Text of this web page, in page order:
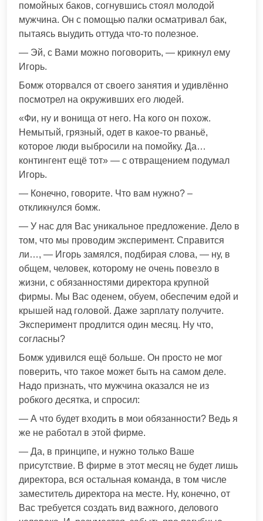
помойных баков, согнувшись стоял молодой
мужчина. Он с помощью палки осматривал бак,
пытаясь выудить оттуда что-то полезное.
— Эй, с Вами можно поговорить, — крикнул ему
Игорь.
Бомж оторвался от своего занятия и удивлённо
посмотрел на окруживших его людей.
«Фи, ну и вонища от него. На кого он похож.
Немытый, грязный, одет в какое-то рваньё,
которое люди выбросили на помойку. Да…
контингент ещё тот» — с отвращением подумал
Игорь.
— Конечно, говорите. Что вам нужно? –
откликнулся бомж.
— У нас для Вас уникальное предложение. Дело в
том, что мы проводим эксперимент. Справится
ли…, — Игорь замялся, подбирая слова, — ну, в
общем, человек, которому не очень повезло в
жизни, с обязанностями директора крупной
фирмы. Мы Вас оденем, обуем, обеспечим едой и
крышей над головой. Даже зарплату получите.
Эксперимент продлится один месяц. Ну что,
согласны?
Бомж удивился ещё больше. Он просто не мог
поверить, что такое может быть на самом деле.
Надо признать, что мужчина оказался не из
робкого десятка, и спросил:
— А что будет входить в мои обязанности? Ведь я
же не работал в этой фирме.
— Да, в принципе, и нужно только Ваше
присутствие. В фирме в этот месяц не будет лишь
директора, вся остальная команда, в том числе
заместитель директора на месте. Ну, конечно, от
Вас требуется создать вид важного, делового